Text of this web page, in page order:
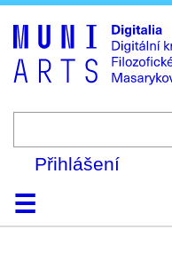
Přihlášení
DomůKolekce
Prohlížení
Vyhledávání
O